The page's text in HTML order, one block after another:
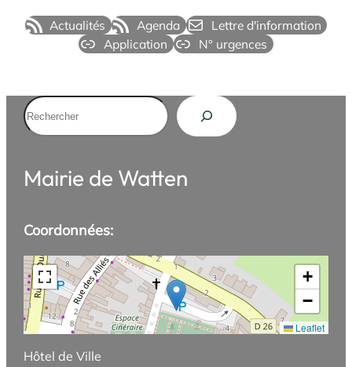
Actualités Agenda
Lettre d'information
Application
N° urgences
Rechercher
Mairie de Watten
Coordonnées:
+
−
Leaflet
Hôtel de Ville